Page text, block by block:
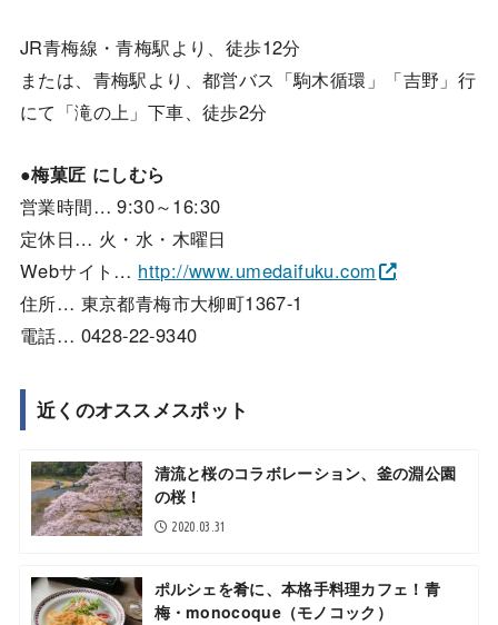
JR青梅線・青梅駅より、徒歩12分
または、青梅駅より、都営バス「駒木循環」「吉野」行
にて「滝の上」下車、徒歩2分
●梅菓匠 にしむら
営業時間… 9:30～16:30
定休日… 火・水・木曜日
Webサイト… http://www.umedaifuku.com
住所… 東京都青梅市大柳町1367-1
電話… 0428-22-9340
近くのオススメスポット
清流と桜のコラボレーション、釜の淵公園
の桜！
2020.03.31
ポルシェを肴に、本格手料理カフェ！青
梅・monocoque（モノコック）